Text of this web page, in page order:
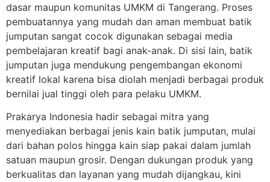
dasar maupun komunitas UMKM di Tangerang. Proses
pembuatannya yang mudah dan aman membuat batik
jumputan sangat cocok digunakan sebagai media
pembelajaran kreatif bagi anak-anak. Di sisi lain, batik
jumputan juga mendukung pengembangan ekonomi
kreatif lokal karena bisa diolah menjadi berbagai produk
bernilai jual tinggi oleh para pelaku UMKM.
Prakarya Indonesia hadir sebagai mitra yang
menyediakan berbagai jenis kain batik jumputan, mulai
dari bahan polos hingga kain siap pakai dalam jumlah
satuan maupun grosir. Dengan dukungan produk yang
berkualitas dan layanan yang mudah dijangkau, kini